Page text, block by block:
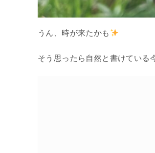
うん、時が来たかも
そう思ったら自然と書けている